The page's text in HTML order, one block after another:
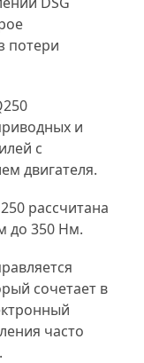
потери
и
с
двигателя.
рассчитана
до 350 Нм.
сочетает в
часто